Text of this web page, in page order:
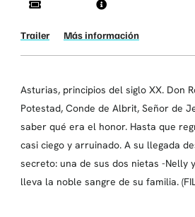
Trailer Más información
Asturias, principios del siglo XX. Don
Potestad, Conde de Albrit, Señor de
saber qué era el honor. Hasta que
casi ciego y arruinado. A su llegada
secreto: una de sus dos nietas -Nelly
lleva la noble sangre de su familia.